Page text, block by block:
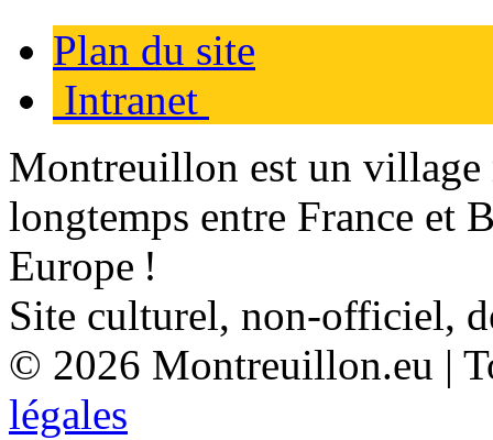
Plan du site
Intranet
Montreuillon est un
longtemps entre France et
Europe !
Site culturel, non-officiel,
© 2026 Montreuillon.eu |
légales